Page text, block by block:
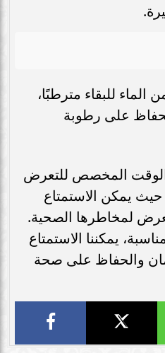
للبقاء مترطبًا،
على رطوبة
المخصص للتعرض
يمكن الاستمتاع
لمخاطرها الصحية.
يمكننا الاستمتاع
والحفاظ على صحة